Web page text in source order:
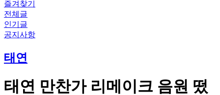
즐겨찾기
전체글
인기글
공지사항
태연
태연 만찬가 리메이크 음원 떴